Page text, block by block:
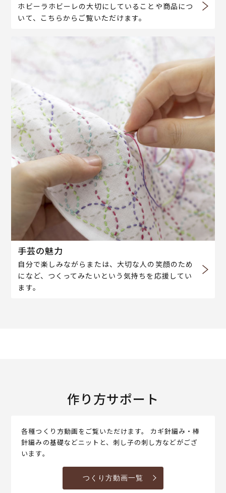
ホビーラホビーレの大切にしていることや商品につ
いて、こちらからご覧いただけます。
手芸の魅力
自分で楽しみながらまたは、大切な人の笑顔のため
になど、つくってみたいという気持ちを応援してい
ます。
作り方サポート
各種つくり方動画をご覧いただけます。 カギ針編み・棒
針編みの基礎などニットと、刺し子の刺し方などがござ
います。
つくり方動画一覧